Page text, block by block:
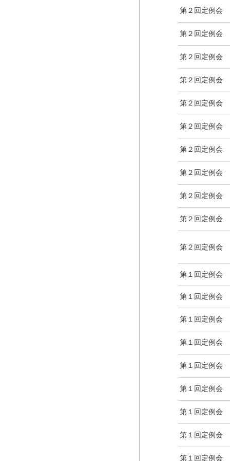
第２回定例会
第２回定例会
第２回定例会
第２回定例会
第２回定例会
第２回定例会
第２回定例会
第２回定例会
第２回定例会
第２回定例会
第２回定例会
第１回定例会
第１回定例会
第１回定例会
第１回定例会
第１回定例会
第１回定例会
第１回定例会
第１回定例会
第１回定例会